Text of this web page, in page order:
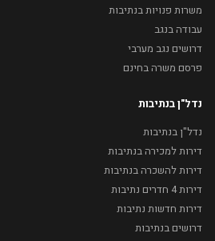
משרות פנויות בנתיבות
עבודה בנגב
דרושים נגב מערבי
פרסם משרה בחינם
נדל"ן בנתיבות
נדל"ן בנתיבות
דירות למכירה בנתיבות
דירות להשכרה בנתיבות
דירות 4 חדרים נתיבות
דירות חדשות נתיבות
דרושים בנתיבות